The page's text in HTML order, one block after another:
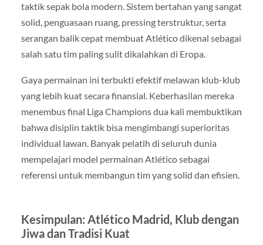
taktik sepak bola modern. Sistem bertahan yang sangat
solid, penguasaan ruang, pressing terstruktur, serta
serangan balik cepat membuat Atlético dikenal sebagai
salah satu tim paling sulit dikalahkan di Eropa.
Gaya permainan ini terbukti efektif melawan klub-klub
yang lebih kuat secara finansial. Keberhasilan mereka
menembus final Liga Champions dua kali membuktikan
bahwa disiplin taktik bisa mengimbangi superioritas
individual lawan. Banyak pelatih di seluruh dunia
mempelajari model permainan Atlético sebagai
referensi untuk membangun tim yang solid dan efisien.
Kesimpulan: Atlético Madrid, Klub dengan
Jiwa dan Tradisi Kuat